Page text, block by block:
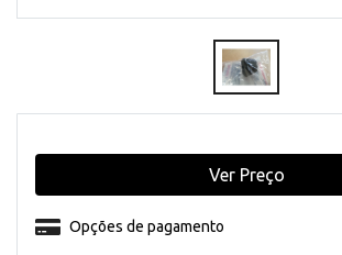
Opções de pagamento
Ver Preço